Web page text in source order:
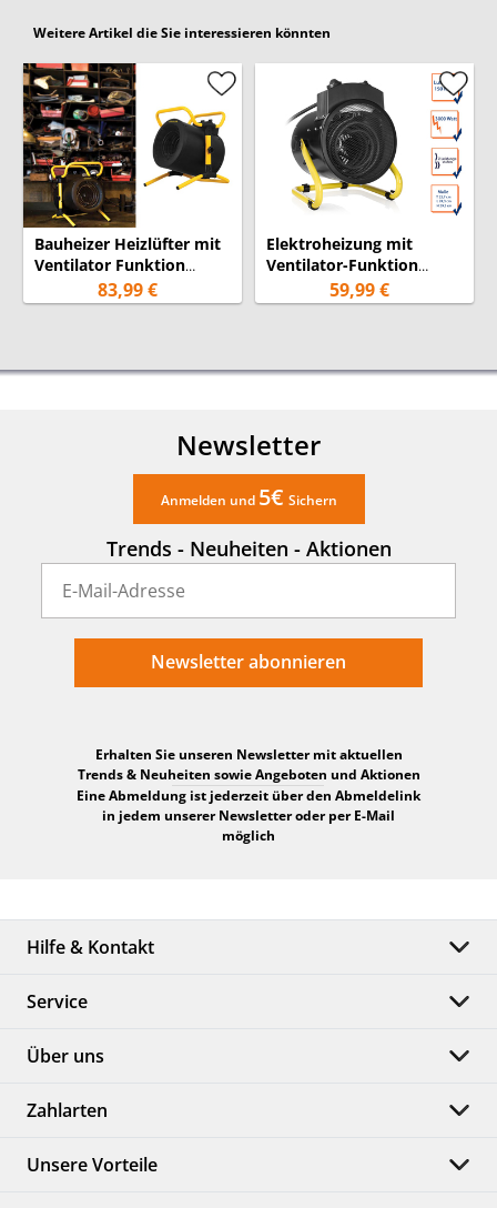
Weitere Artikel die Sie interessieren könnten
Bauheizer Heizlüfter mit
Ventilator Funktion
2000Watt IP24
83,99 €
Elektroheizung mit
Ventilator-Funktion
1500-3000 Watt IP24
59,99 €
Newsletter
Anmelden und 5€ Sichern
Trends - Neuheiten - Aktionen
Newsletter abonnieren
Erhalten Sie unseren Newsletter mit aktuellen
Trends & Neuheiten sowie Angeboten und Aktionen
Eine Abmeldung ist jederzeit über den Abmeldelink
in jedem unserer Newsletter oder per E-Mail
möglich
Hilfe & Kontakt
Service
Über uns
Zahlarten
Unsere Vorteile